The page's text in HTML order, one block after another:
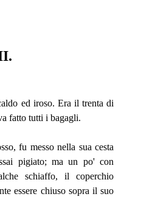
ed iroso. Era il trenta di
fatto tutti i bagagli.
fu messo nella sua cesta
pigiato; ma un po' con
schiaffo, il coperchio
essere chiuso sopra il suo